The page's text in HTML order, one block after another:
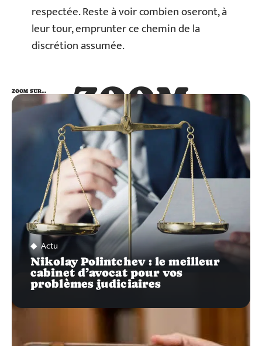
respectée. Reste à voir combien oseront, à
leur tour, emprunter ce chemin de la
discrétion assumée.
ZOOM
SUR…
ZOOM SUR…
Actu
Nikolay Polintchev : le meilleur
cabinet d’avocat pour vos
problèmes judiciaires